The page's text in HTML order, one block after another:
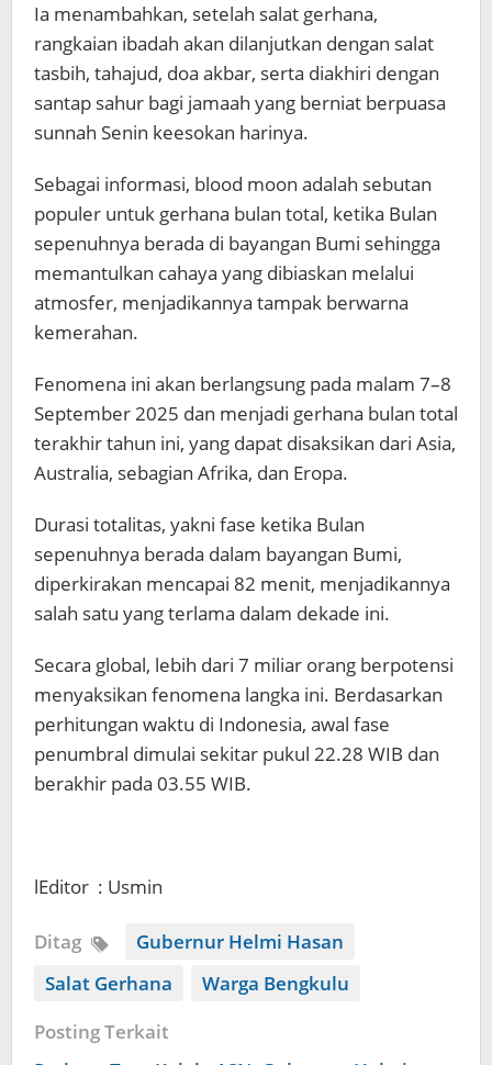
Ia menambahkan, setelah salat gerhana,
rangkaian ibadah akan dilanjutkan dengan salat
tasbih, tahajud, doa akbar, serta diakhiri dengan
santap sahur bagi jamaah yang berniat berpuasa
sunnah Senin keesokan harinya.
Sebagai informasi, blood moon adalah sebutan
populer untuk gerhana bulan total, ketika Bulan
sepenuhnya berada di bayangan Bumi sehingga
memantulkan cahaya yang dibiaskan melalui
atmosfer, menjadikannya tampak berwarna
kemerahan.
Fenomena ini akan berlangsung pada malam 7–8
September 2025 dan menjadi gerhana bulan total
terakhir tahun ini, yang dapat disaksikan dari Asia,
Australia, sebagian Afrika, dan Eropa.
Durasi totalitas, yakni fase ketika Bulan
sepenuhnya berada dalam bayangan Bumi,
diperkirakan mencapai 82 menit, menjadikannya
salah satu yang terlama dalam dekade ini.
Secara global, lebih dari 7 miliar orang berpotensi
menyaksikan fenomena langka ini. Berdasarkan
perhitungan waktu di Indonesia, awal fase
penumbral dimulai sekitar pukul 22.28 WIB dan
berakhir pada 03.55 WIB.
lEditor : Usmin
Ditag
Gubernur Helmi Hasan
Salat Gerhana
Warga Bengkulu
Posting Terkait